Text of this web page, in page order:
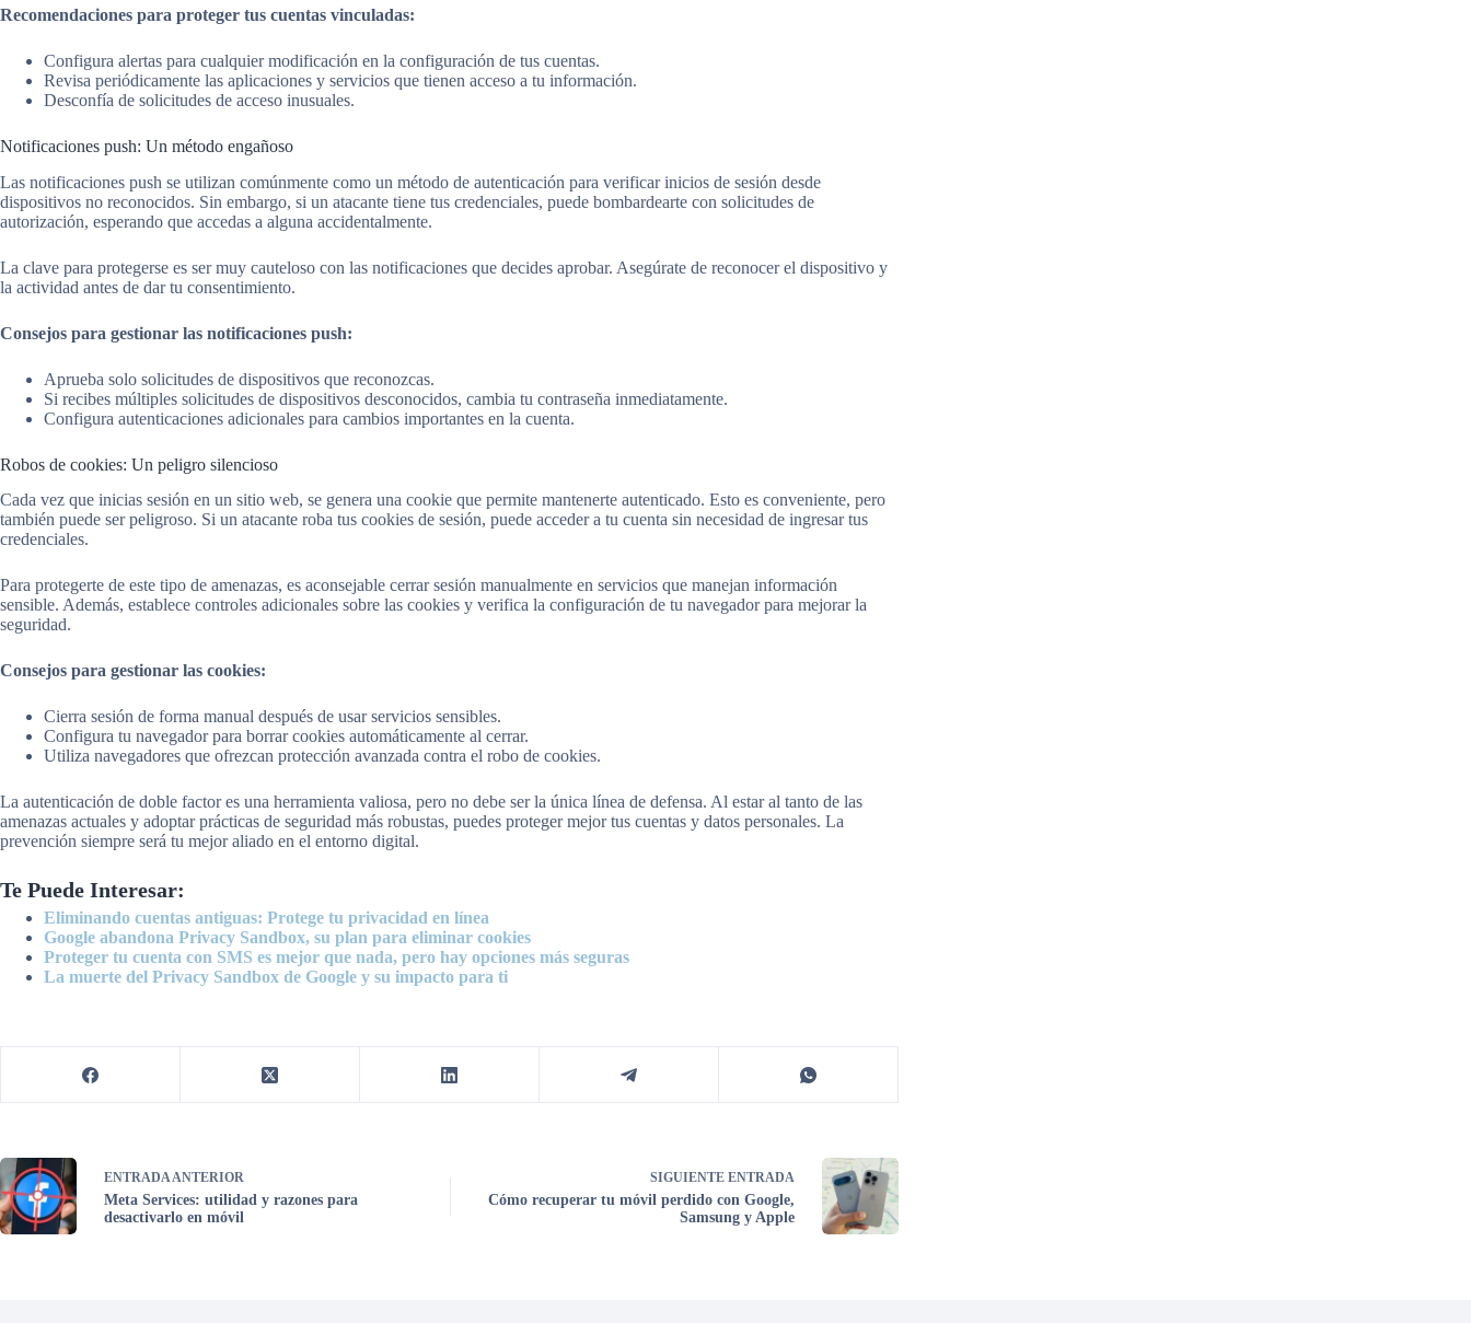
Recomendaciones para proteger tus cuentas vinculadas:
Configura alertas para cualquier modificación en la configuración de tus cuentas.
Revisa periódicamente las aplicaciones y servicios que tienen acceso a tu información.
Desconfía de solicitudes de acceso inusuales.
Notificaciones push: Un método engañoso
Las notificaciones push se utilizan comúnmente como un método de autenticación para verificar inicios de sesión desde
dispositivos no reconocidos. Sin embargo, si un atacante tiene tus credenciales, puede bombardearte con solicitudes de
autorización, esperando que accedas a alguna accidentalmente.
La clave para protegerse es ser muy cauteloso con las notificaciones que decides aprobar. Asegúrate de reconocer el dispositivo y
la actividad antes de dar tu consentimiento.
Consejos para gestionar las notificaciones push:
Aprueba solo solicitudes de dispositivos que reconozcas.
Si recibes múltiples solicitudes de dispositivos desconocidos, cambia tu contraseña inmediatamente.
Configura autenticaciones adicionales para cambios importantes en la cuenta.
Robos de cookies: Un peligro silencioso
Cada vez que inicias sesión en un sitio web, se genera una cookie que permite mantenerte autenticado. Esto es conveniente, pero
también puede ser peligroso. Si un atacante roba tus cookies de sesión, puede acceder a tu cuenta sin necesidad de ingresar tus
credenciales.
Para protegerte de este tipo de amenazas, es aconsejable cerrar sesión manualmente en servicios que manejan información
sensible. Además, establece controles adicionales sobre las cookies y verifica la configuración de tu navegador para mejorar la
seguridad.
Consejos para gestionar las cookies:
Cierra sesión de forma manual después de usar servicios sensibles.
Configura tu navegador para borrar cookies automáticamente al cerrar.
Utiliza navegadores que ofrezcan protección avanzada contra el robo de cookies.
La autenticación de doble factor es una herramienta valiosa, pero no debe ser la única línea de defensa. Al estar al tanto de las
amenazas actuales y adoptar prácticas de seguridad más robustas, puedes proteger mejor tus cuentas y datos personales. La
prevención siempre será tu mejor aliado en el entorno digital.
Te Puede Interesar:
Eliminando cuentas antiguas: Protege tu privacidad en línea
Google abandona Privacy Sandbox, su plan para eliminar cookies
Proteger tu cuenta con SMS es mejor que nada, pero hay opciones más seguras
La muerte del Privacy Sandbox de Google y su impacto para ti
ENTRADAANTERIOR
Meta Services: utilidad y razones para
desactivarlo en móvil
SIGUIENTEENTRADA
Cómo recuperar tu móvil perdido con Google,
Samsung y Apple